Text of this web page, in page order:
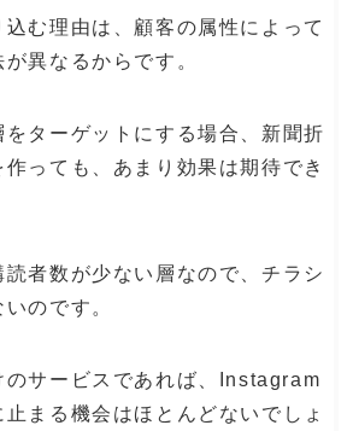
む理由は、顧客の属性によって
異なるからです。
ターゲットにする場合、新聞折
作っても、あまり効果は期待でき
者数が少ない層なので、チラシ
のです。
のサービスであれば、Instagram
まる機会はほとんどないでしょ